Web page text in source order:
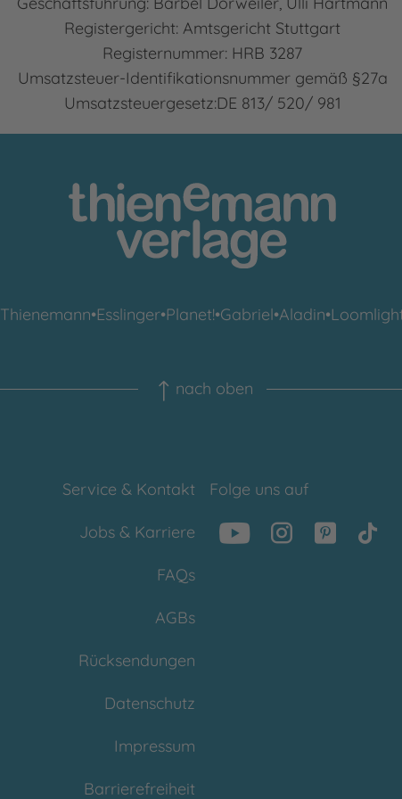
Registergericht: Amtsgericht Stuttgart
Registernummer: HRB 3287
Umsatzsteuer-Identifikationsnummer gemäß §27a
Umsatzsteuergesetz:DE 813/ 520/ 981
Thienemann•Esslinger•Planet!•Gabriel•Aladin•
nach oben
Service & Kontakt
Jobs & Karriere
FAQs
AGBs
Rücksendungen
Datenschutz
Impressum
Barrierefreiheit
Folge uns auf